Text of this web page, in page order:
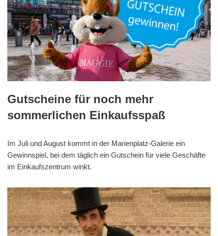
Gutscheine für noch mehr
sommerlichen Einkaufsspaß
Im Juli und August kommt in der Marienplatz-Galerie ein
Gewinnspiel, bei dem täglich ein Gutschein für viele Geschäfte
im Einkaufszentrum winkt.